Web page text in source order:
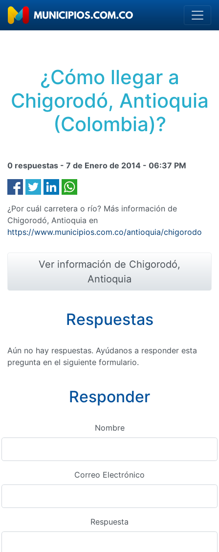
¿Cómo llegar a
Chigorodó, Antioquia
(Colombia)?
0 respuestas - 7 de Enero de 2014 - 06:37 PM
¿Por cuál carretera o río? Más información de
Chigorodó, Antioquia en
https://www.municipios.com.co/antioquia/chigorodo
Ver información de Chigorodó,
Antioquia
Respuestas
Aún no hay respuestas. Ayúdanos a responder esta
pregunta en el siguiente formulario.
Responder
Nombre
Correo Electrónico
Respuesta